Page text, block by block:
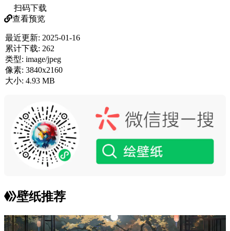
扫码下载
查看预览
最近更新: 2025-01-16
累计下载: 262
类型: image/jpeg
像素: 3840x2160
大小: 4.93 MB
壁纸推荐